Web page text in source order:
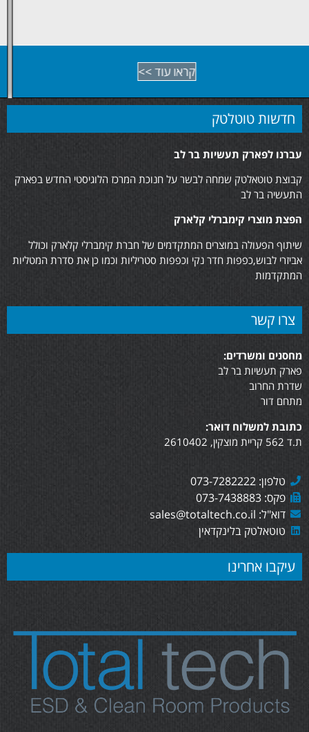
קראו עוד >>
חדשות טוטלטק
עברנו לפארק תעשיות בר לב
קבוצת טוטאלטק שמחה לבשר על חנוכת המרכז הלוגיסטי החדש בפארק
התעשיה בר לב
הפצת מוצרי קימברלי קלארק
שיתוף הפעולה במוצרים המתקדמים של חברת קימברלי קלארק וכולל
אביזרי לבוש,כפפות חדר נקי וכפפות סטריליות וכמו כן את סדרת המטליות
המתקדמות
צרו קשר
מחסנים ומשרדים:
פארק תעשיות בר לב
שדרת החרוב
מתחם דור
כתובת למשלוח דואר:
ת.ד 562 קריית מוצקין, 2610402
טלפון: 073-7282222
פקס: 073-7438883
דוא"ל: sales@totaltech.co.il
טוטאלטק בלינקדאין
עיקבו אחרינו